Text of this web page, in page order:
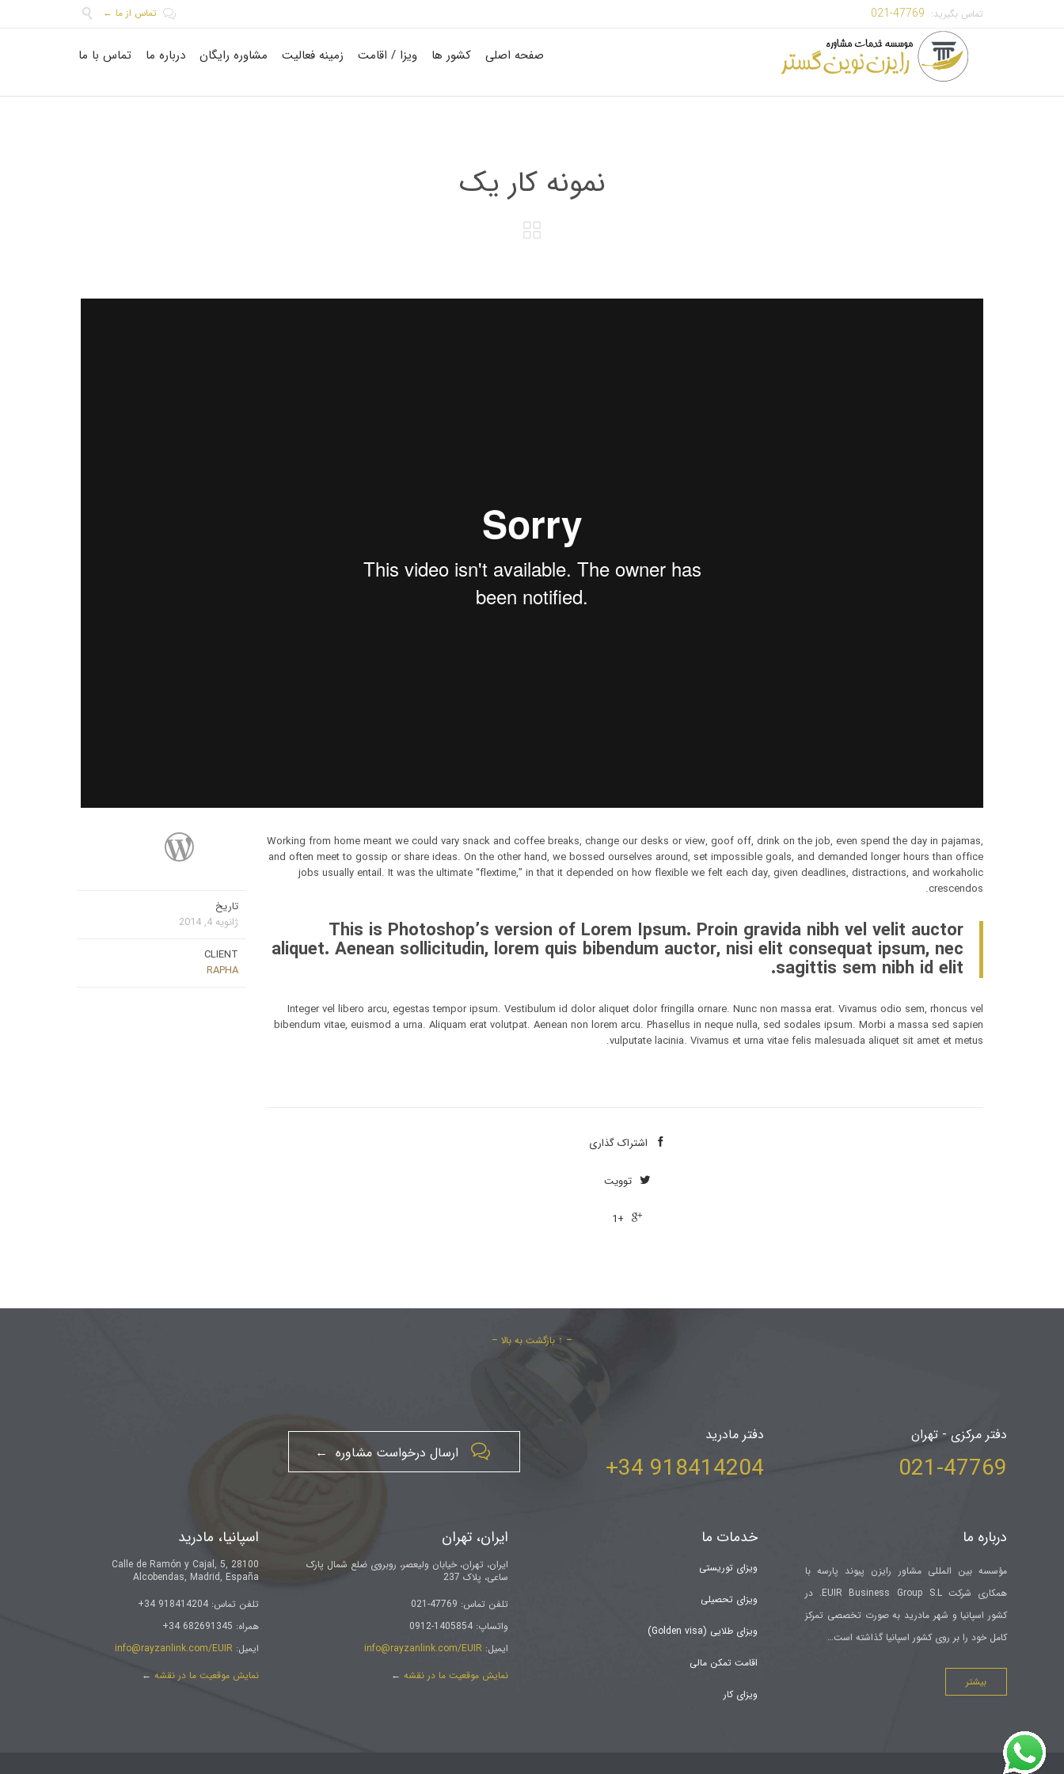
تماس بگیرید: 47769-021
 تماس از ما ← 
صفحه اصلی کشور ها ویزا / اقامت زمینه فعالیت مشاوره رایگان درباره ما تماس با ما
نمونه کار یک

Working from home meant we could vary snack and coffee breaks, change our desks or view, goof off, drink on the job, even spend the day in pajamas,
and often meet to gossip or share ideas. On the other hand, we bossed ourselves around, set impossible goals, and demanded longer hours than office
jobs usually entail. It was the ultimate “flextime,” in that it depended on how flexible we felt each day, given deadlines, distractions, and workaholic
crescendos.
This is Photoshop’s version of Lorem Ipsum. Proin gravida nibh vel velit auctor
aliquet. Aenean sollicitudin, lorem quis bibendum auctor, nisi elit consequat ipsum, nec
sagittis sem nibh id elit.
Integer vel libero arcu, egestas tempor ipsum. Vestibulum id dolor aliquet dolor fringilla ornare. Nunc non massa erat. Vivamus odio sem, rhoncus vel
bibendum vitae, euismod a urna. Aliquam erat volutpat. Aenean non lorem arcu. Phasellus in neque nulla, sed sodales ipsum. Morbi a massa sed sapien
vulputate lacinia. Vivamus et urna vitae felis malesuada aliquet sit amet et metus.
 اشتراک ‌گذاری
 توویت

+1
تاریخ
ژانویه 4, 2014
CLIENT
RAPHA
– ↑ بازگشت به بالا –
دفتر مرکزی - تهران
021-47769
دفتر مادرید
918414204 34+
 ارسال درخواست مشاوره ←
درباره ما
مؤسسه بین المللی مشاور رایزن پیوند پارسه با
همکاری شرکت EUIR Business Group S.L. در
کشور اسپانیا و شهر مادرید به صورت تخصصی تمرکز
کامل خود را بر روی کشور اسپانیا گذاشته است…
بیشتر
خدمات ما
ویزای توریستی
ویزای تحصیلی
ویزای طلایی (Golden visa)
اقامت تمکن مالی
ویزای کار
ایران، تهران
ایران، تهران، خیابان ولیعصر، روبروی ضلع شمال پارک
ساعی، پلاک 237
تلفن تماس: 47769-021
واتساپ: 1405854-0912
ایمیل: info@rayzanlink.com/EUIR
نمایش موقعیت ما در نقشه ←
اسپانیا، مادرید
Calle de Ramón y Cajal, 5, 28100
Alcobendas, Madrid, España
تلفن تماس: 918414204 34+
همراه: 682691345 34+
ایمیل: info@rayzanlink.com/EUIR
نمایش موقعیت ما در نقشه ←